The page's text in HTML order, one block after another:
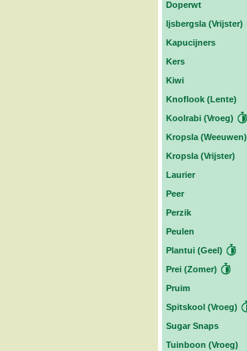
Doperwt
Ijsbergsla (Vrijster)
Kapucijners
Kers
Kiwi
Knoflook (Lente)
Koolrabi (Vroeg)
Kropsla (Weeuwen)
Kropsla (Vrijster)
Laurier
Peer
Perzik
Peulen
Plantui (Geel)
Prei (Zomer)
Pruim
Spitskool (Vroeg)
Sugar Snaps
Tuinboon (Vroeg)